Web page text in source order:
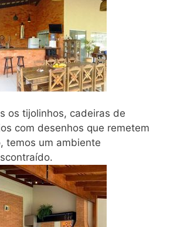
os tijolinhos, cadeiras de
com desenhos que remetem
temos um ambiente